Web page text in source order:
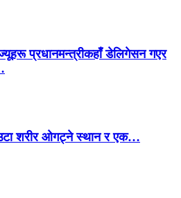
प्रधानमन्त्रीकहाँ डेलिगेसन गएर
शरीर ओगट्ने स्थान र एक…